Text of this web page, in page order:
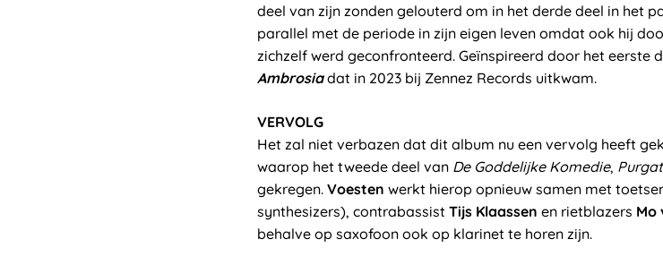
deel van zijn zonden gelouterd om in het derde deel in het
parallel met de periode in zijn eigen leven omdat ook hij
zichzelf werd geconfronteerd. Geïnspireerd door het eerste
Ambrosiadat in 2023 bij Zennez Records uitkwam.
VERVOLG
Het zal niet verbazen dat dit album nu een vervolg heeft
waarop het tweede deel van De Goddelijke Komedie,
gekregen. Voesten werkt hierop opnieuw samen met
synthesizers), contrabassist Tijs Klaassen en rietblazers Mo
behalve op saxofoon ook op klarinet te horen zijn.